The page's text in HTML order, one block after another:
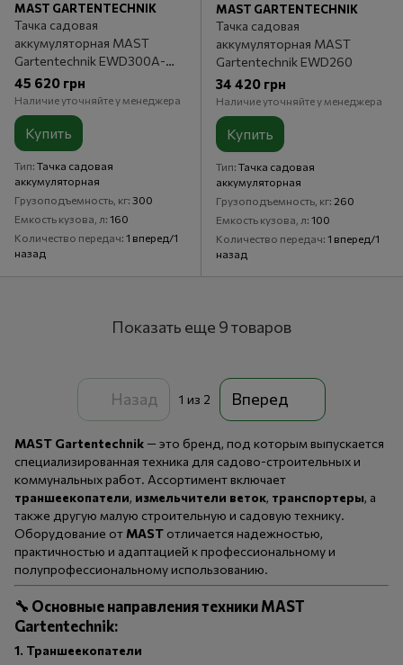
MAST GARTENTECHNIK
Тачка садовая
аккумуляторная MAST
Gartentechnik EWD300A-
160
45 620 грн
Наличие уточняйте у менеджера
Купить
Тип Тачка садовая
аккумуляторная
Грузоподъемность, кг 300
Емкость кузова, л 160
Количество передач 1 вперед/1
назад
MAST GARTENTECHNIK
Тачка садовая
аккумуляторная MAST
Gartentechnik EWD260
34 420 грн
Наличие уточняйте у менеджера
Купить
Тип Тачка садовая
аккумуляторная
Грузоподъемность, кг 260
Емкость кузова, л 100
Количество передач 1 вперед/1
назад
Показать еще 9 товаров
Назад 1 из 2 Вперед
MAST Gartentechnik — это бренд, под которым выпускается
специализированная техника для садово-строительных и
коммунальных работ. Ассортимент включает
траншеекопатели, измельчители веток, транспортеры, а
также другую малую строительную и садовую технику.
Оборудование от MAST отличается надежностью,
практичностью и адаптацией к профессиональному и
полупрофессиональному использованию.
🔧 Основные направления техники MAST
Gartentechnik:
1. Траншеекопатели